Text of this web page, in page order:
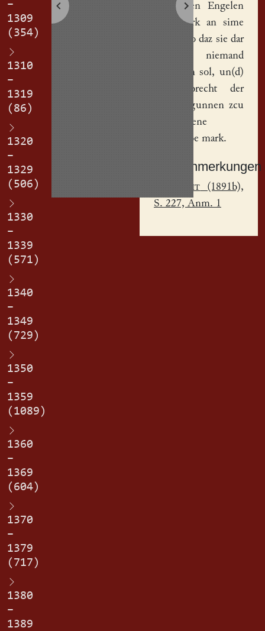
–
1309
(354)
1310
–
1319
(86)
1320
–
1329
(506)
1330
–
1339
(571)
1340
–
1349
(729)
1350
–
1359
(1089)
1360
–
1369
(604)
1370
–
1379
(717)
1380
–
1389
husvrowen Engelen
drizigmark an sime
gute, also daz sie dar
an niemand
hind(er)n sol, un(d)
Albrechtder
vrowen gunnen zcu
bescheidene
achtehalbe mark.
Sachanmerkungen
Jecht (1891b),
S. 227, Anm. 1